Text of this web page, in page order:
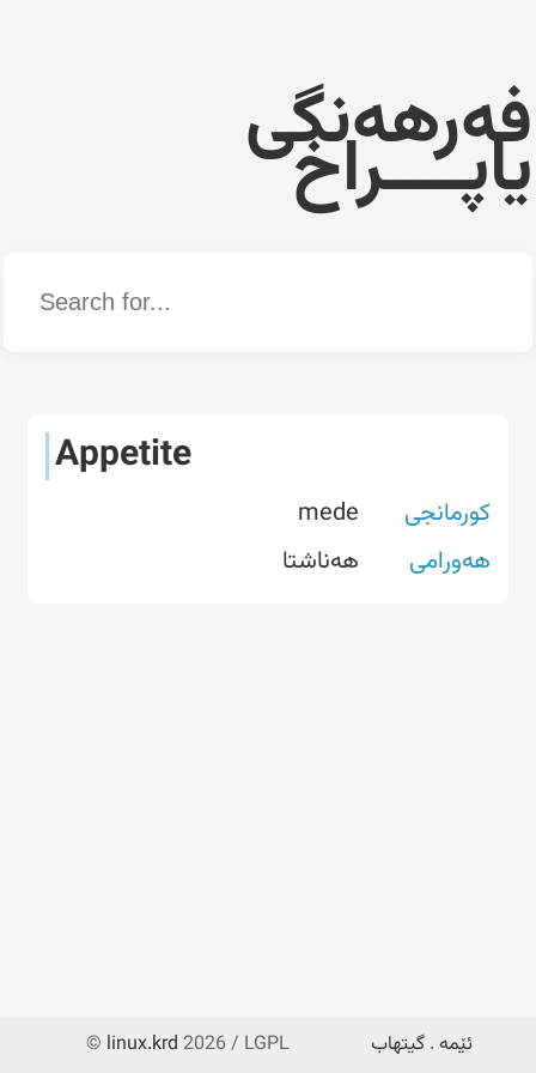
فەرهەنگی
یاپــــراخ
Word
Appetite
کورمانجی
mede
هەورامی
هەناشتا
© linux.krd 2026 / LGPL ئێمە . گیتهاب